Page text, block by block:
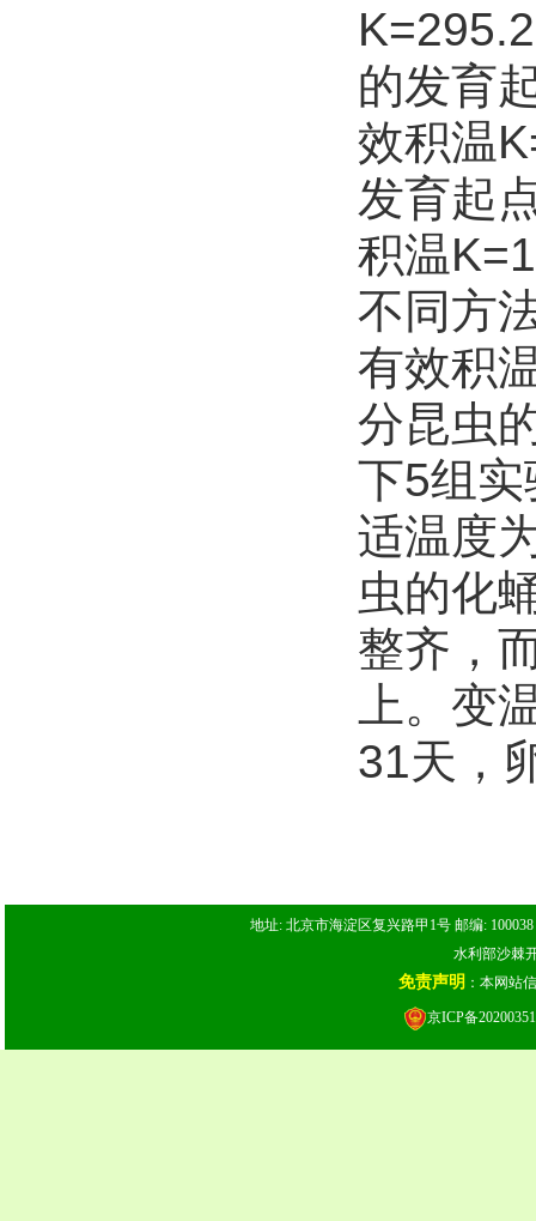
的发育
效积温
发育起
积温
不同方
有效积
分昆虫
下5组
适温度
虫的化
整齐，
上。变
31天，
地址: 北京市海淀区复兴路甲1号 邮编:
水利部沙棘
免责声明 ：本网站
京ICP备